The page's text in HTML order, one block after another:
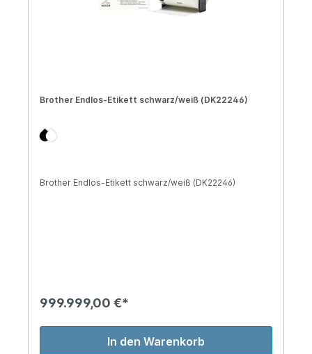
Brother Endlos-Etikett schwarz/weiß (DK22246)
Brother Endlos-Etikett schwarz/weiß (DK22246)
999.999,00 €*
In den Warenkorb